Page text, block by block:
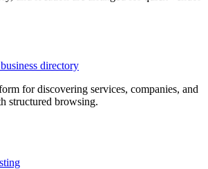
directory
for discovering services, companies, and
structured browsing.